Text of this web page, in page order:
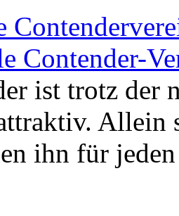
Contender-
ist trotz der
Allein
ihn für